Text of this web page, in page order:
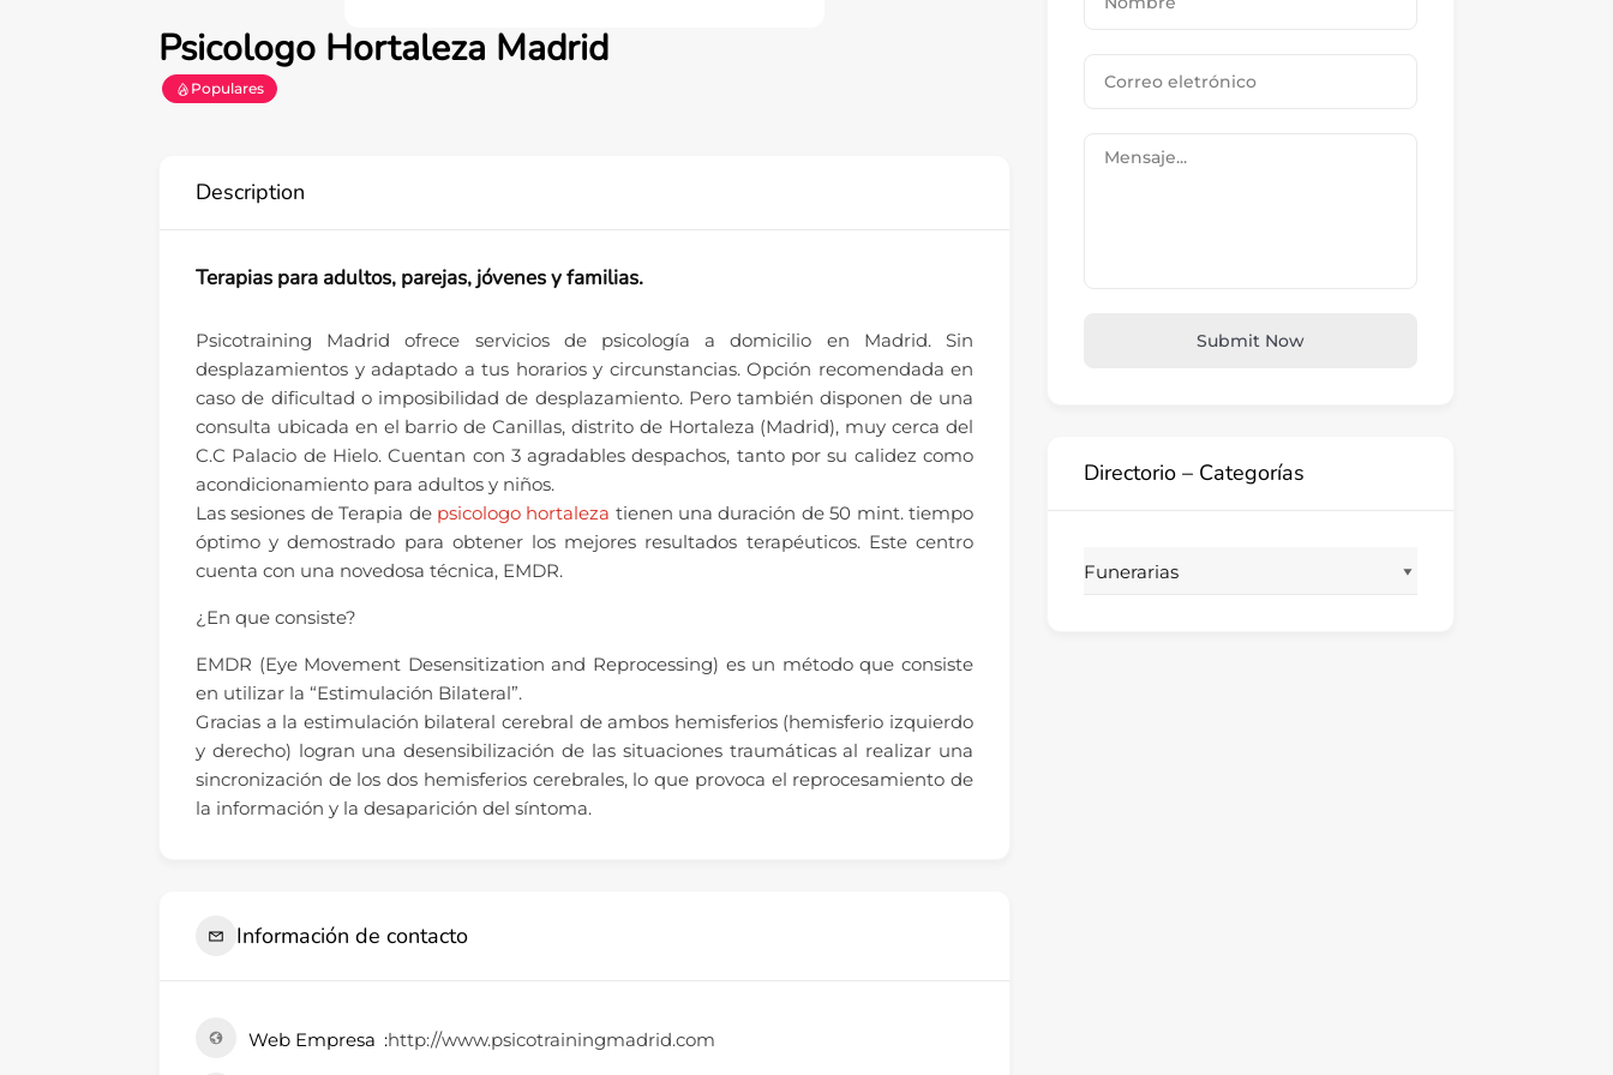
Psicologo Hortaleza Madrid
Populares
Description
Terapias para adultos, parejas, jóvenes y familias.
Psicotraining Madrid ofrece servicios de psicología a domicilio en Madrid. Sin
desplazamientos y adaptado a tus horarios y circunstancias. Opción recomendada en
caso de dificultad o imposibilidad de desplazamiento. Pero también disponen de una
consulta ubicada en el barrio de Canillas, distrito de Hortaleza (Madrid), muy cerca del
C.C Palacio de Hielo. Cuentan con 3 agradables despachos, tanto por su calidez como
acondicionamiento para adultos y niños.
Las sesiones de Terapia de psicologo hortaleza tienen una duración de 50 mint. tiempo
óptimo y demostrado para obtener los mejores resultados terapéuticos. Este centro
cuenta con una novedosa técnica, EMDR.
¿En que consiste?
EMDR (Eye Movement Desensitization and Reprocessing) es un método que consiste
en utilizar la “Estimulación Bilateral”.
Gracias a la estimulación bilateral cerebral de ambos hemisferios (hemisferio izquierdo
y derecho) logran una desensibilización de las situaciones traumáticas al realizar una
sincronización de los dos hemisferios cerebrales, lo que provoca el reprocesamiento de
la información y la desaparición del síntoma.
Información de contacto
Web Empresa http://www.psicotrainingmadrid.com
Submit Now
Directorio – Categorías